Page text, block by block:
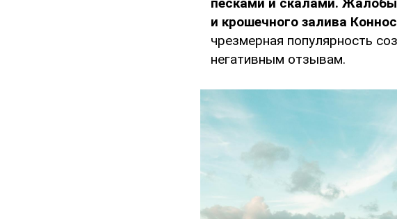
и крошечного залива
чрезмерная популярность
негативным отзывам.